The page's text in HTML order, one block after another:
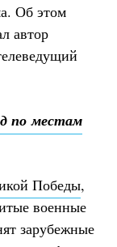
Об этом
автор
по местам
Победы,
военные
зарубежные